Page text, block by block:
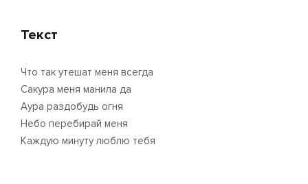
Текст
Что так утешат меня всегда
Сакура меня манила да
Аура раздобудь огня
Небо перебирай меня
Каждую минуту люблю тебя